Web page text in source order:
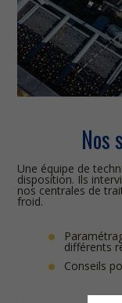
Nos
Une équipe de
disposition. Ils
nos centrales de
froid.
différents
Conseils